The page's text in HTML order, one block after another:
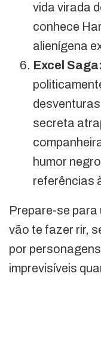
vida virada
conhece
alienígena
Excel Saga:
secreta
humor
referências
Prepare-se para
vão te fazer rir,
por
imprevisíveis